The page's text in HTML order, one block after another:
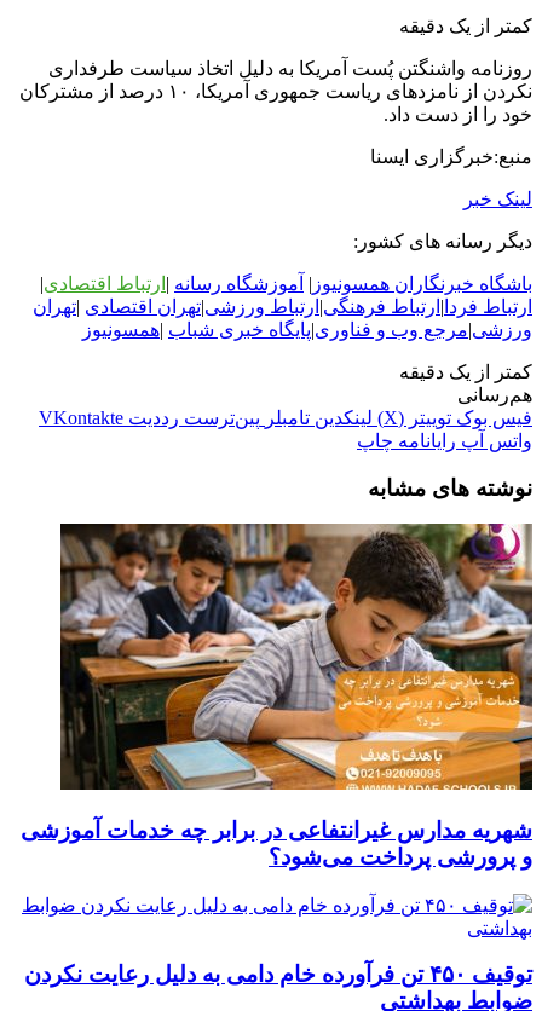
کمتر از یک دقیقه
روزنامه واشنگتن پُست آمریکا به دلیل اتخاذ سیاست طرفداری
نکردن از نامزدهای ریاست جمهوری آمریکا، ۱۰ درصد از مشترکان
خود را از دست داد.
منبع:خبرگزاری ایسنا
لینک خبر
دیگر رسانه های کشور:
باشگاه خبرنگاران همسونیوز | آموزشگاه رسانه | ارتباط اقتصادی|
ارتباط فردا | ارتباط فرهنگی| ارتباط ورزشی|تهران اقتصادی |تهران
ورزشی|مرجع وب و فناوری|پایگاه خبری شباب |همسونیوز
کمتر از یک دقیقه
هم‌رسانی
فیس بوک توییتر (X) لینکدین ‫تامبلر ‫پین‌ترست ‫رددیت ‫VKontakte
واتس آپ رایانامه چاپ
نوشته های مشابه
شهریه مدارس غیرانتفاعی در برابر چه خدمات آموزشی
و پرورشی پرداخت می‌شود؟
توقیف ۴۵۰ تن فرآورده خام دامی به دلیل رعایت نکردن
ضوابط بهداشتی